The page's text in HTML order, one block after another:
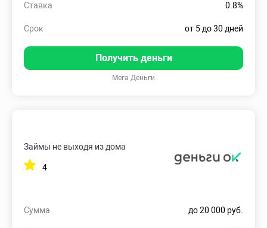
Ставка 0.8%
Срок от 5 до 30 дней
Получить деньги
Мега Деньги
Займы не выходя из дома
4
Сумма до 20 000 руб.